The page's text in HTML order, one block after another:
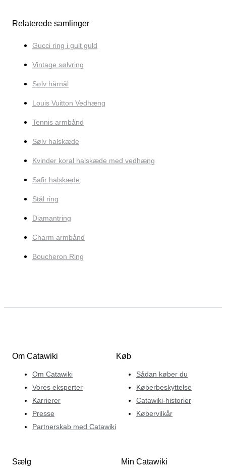
Relaterede samlinger
Gucci ring i gult guld
Vintage sølvring
Sølv hårnål
Louis Vuitton Vedhæng
Tennis armbånd
Sølv halskæde
Kvinder koral halskæde med vedhæng
Safir halskæde
Stål ring
Diamantring
Charm armbånd
Boucheron Ring
Om Catawiki
Om Catawiki
Vores eksperter
Karrierer
Presse
Partnerskab med Catawiki
Køb
Sådan køber du
Køberbeskyttelse
Catawiki-historier
Købervilkår
Sælg Min Catawiki